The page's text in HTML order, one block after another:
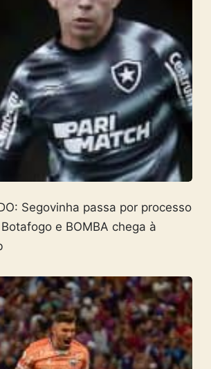
Segovinha passa por processo
Botafogo e BOMBA chega à